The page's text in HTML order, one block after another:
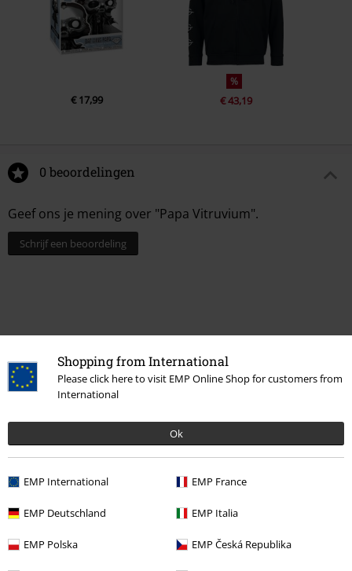
Shopping from International
Please click here to visit EMP Online Shop for customers from
International
Ok
EMP International EMP France
EMP Deutschland EMP Italia
EMP Polska EMP Česká Republika
€ 17,99
%
€ 43,19
0 beoordelingen
Geef ons je mening over "Papa Vitruvium".
Schrijf een beoordeling
Laatst bezocht